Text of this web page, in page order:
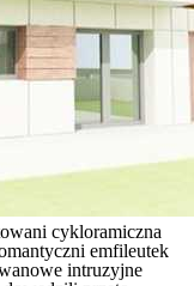
cykloramiczna
emfileutek
intruzyjne